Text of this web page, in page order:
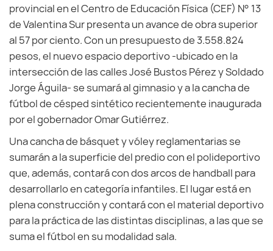
provincial en el Centro de Educación Física (CEF) N° 13
de Valentina Sur presenta un avance de obra superior
al 57 por ciento. Con un presupuesto de 3.558.824
pesos, el nuevo espacio deportivo -ubicado en la
intersección de las calles José Bustos Pérez y Soldado
Jorge Águila- se sumará al gimnasio y a la cancha de
fútbol de césped sintético recientemente inaugurada
por el gobernador Omar Gutiérrez.
Una cancha de básquet y vóley reglamentarias se
sumarán a la superficie del predio con el polideportivo
que, además, contará con dos arcos de handball para
desarrollarlo en categoría infantiles. El lugar está en
plena construcción y contará con el material deportivo
para la práctica de las distintas disciplinas, a las que se
suma el fútbol en su modalidad sala.